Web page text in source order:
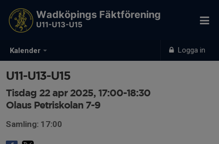
Kalender Logga in
Wadköpings Fäktförening
U11-U13-U15
U11-U13-U15
Tisdag 22 apr 2025, 17:00-18:30
Olaus Petriskolan 7-9
Samling: 17:00